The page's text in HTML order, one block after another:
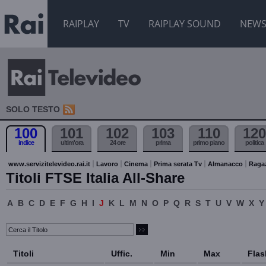
RAIPLAY TV RAIPLAY SOUND NEWS
SOLO TESTO
100
indice
101
ultim'ora
102
24 ore
103
prima
110
primo piano
120
politica
www.servizitelevideo.rai.it Lavoro Cinema Prima serata Tv Almanacco
Titoli FTSE Italia All-Share
A B C D E F G H I J K L M N O P Q R S T U V W X Y
Titoli Uffic. Min Max